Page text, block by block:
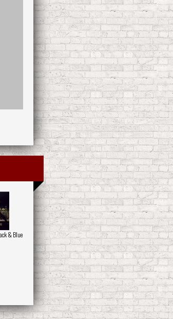
& Blue